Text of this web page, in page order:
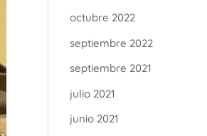
octubre 2022
septiembre 2022
septiembre 2021
julio 2021
junio 2021